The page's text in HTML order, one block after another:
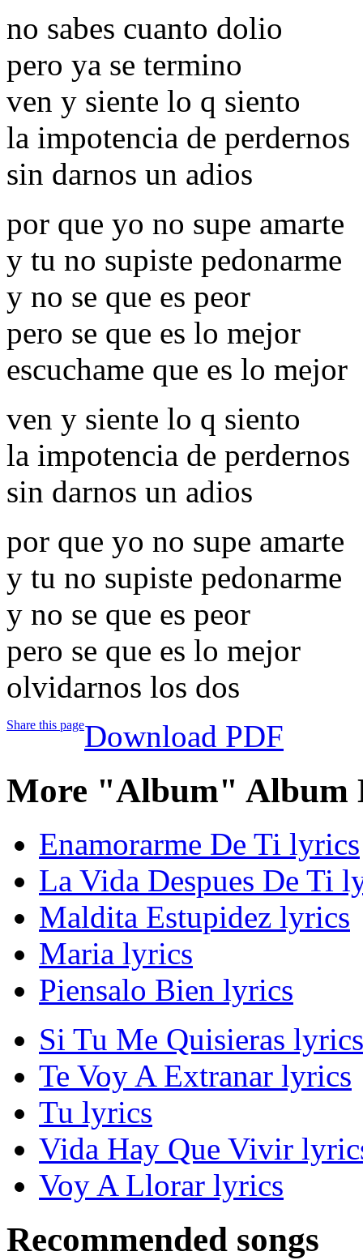
no sabes cuanto dolio
pero ya se termino
ven y siente lo q siento
la impotencia de perdernos
sin darnos un adios
por que yo no supe amarte
y tu no supiste pedonarme
y no se que es peor
pero se que es lo mejor
escuchame que es lo mejor
ven y siente lo q siento
la impotencia de perdernos
sin darnos un adios
por que yo no supe amarte
y tu no supiste pedonarme
y no se que es peor
pero se que es lo mejor
olvidarnos los dos
Share this pageDownload PDF
More "Album" Album
Enamorarme De Ti lyrics
La Vida Despues De Ti
Maldita Estupidez lyrics
Maria lyrics
Piensalo Bien lyrics
Si Tu Me Quisieras lyrics
Te Voy A Extranar lyrics
Tu lyrics
Vida Hay Que Vivir
Voy A Llorar lyrics
Recommended songs